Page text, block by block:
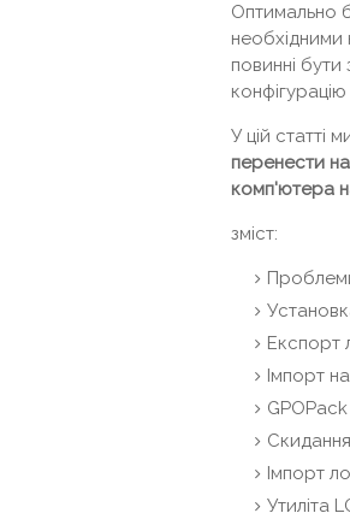
Оптимально
необхідними
повинні
конфігурацію
У цій статті
перенести
комп'ютера
зміст:
Експорт
Імпорт
Імпорт
Утиліта